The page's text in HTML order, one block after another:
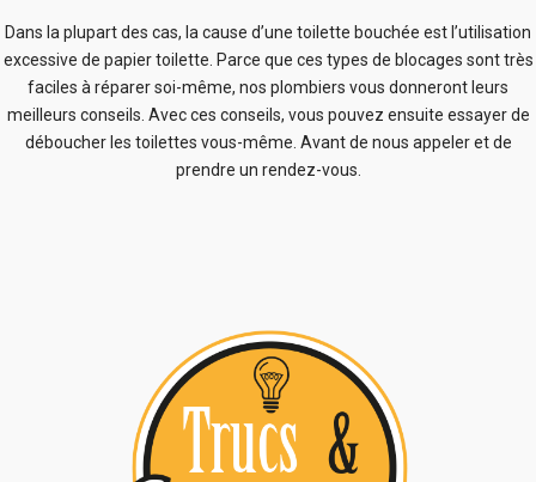
Dans la plupart des cas, la cause d’une toilette bouchée est l’utilisation
excessive de papier toilette. Parce que ces types de blocages sont très
faciles à réparer soi-même, nos plombiers vous donneront leurs
meilleurs conseils. Avec ces conseils, vous pouvez ensuite essayer de
déboucher les toilettes vous-même. Avant de nous appeler et de
prendre un rendez-vous.